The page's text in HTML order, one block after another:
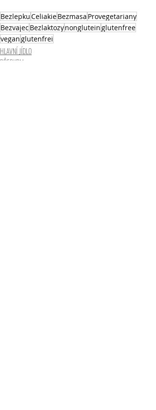
BezlepkuCeliakieBezmasa Provegetariany
Bezvajec Bezlaktozynongluteinglutenfree
veganglutenfrei
HLAVNÍ JÍDLO
PŘEDKRM